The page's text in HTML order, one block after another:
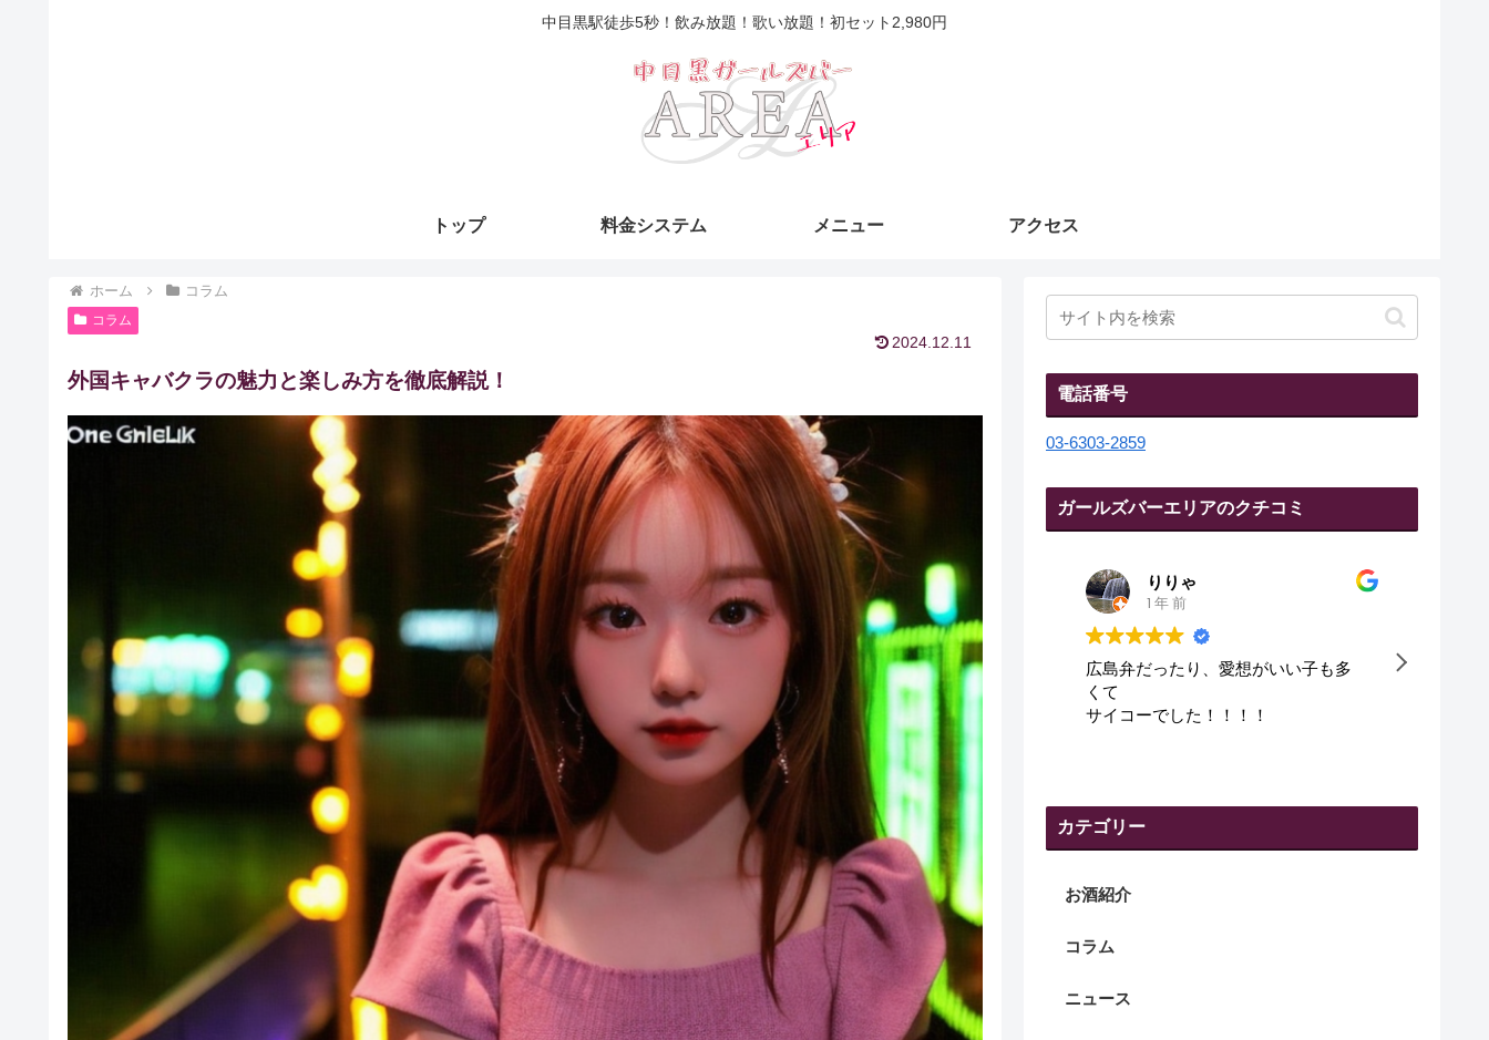
中目黒駅徒歩5秒！飲み放題！歌い放題！初セット2,980円
トップ 料金システム メニュー アクセス
ホーム コラム
コラム
2024.12.11
外国キャバクラの魅力と楽しみ方を徹底解説！
電話番号
03-6303-2859
ガールズバーエリアのクチコミ
りりゃ
1 年 前
広島弁だったり、愛想がいい子も多
くて
サイコーでした！！！！
カテゴリー
お酒紹介
コラム
ニュース